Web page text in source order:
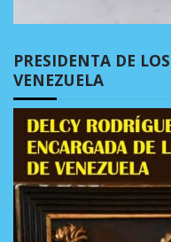
PRESIDENTA DE
VENEZUELA